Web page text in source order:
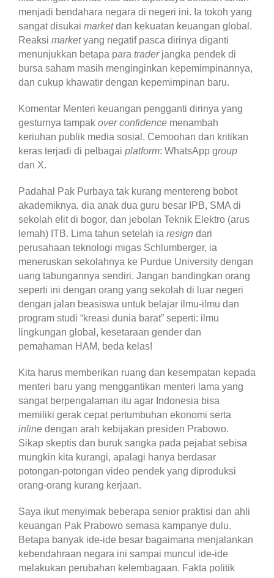
menjadi bendahara negara di negeri ini. Ia tokoh yang
sangat disukai marketdan kekuatan keuangan global.
Reaksi marketyang negatif pasca dirinya diganti
menunjukkan betapa para traderjangka pendek di
bursa saham masih menginginkan kepemimpinannya,
dan cukup khawatir dengan kepemimpinan baru.
Komentar Menteri keuangan pengganti dirinya yang
gesturnya tampak over confidence menambah
keriuhan publik media sosial. Cemoohan dan kritikan
keras terjadi di pelbagai platform: WhatsApp group
dan X.
Padahal Pak Purbaya tak kurang mentereng bobot
akademiknya, dia anak dua guru besar IPB, SMA di
sekolah elit di bogor, dan jebolan Teknik Elektro (arus
lemah) ITB. Lima tahun setelah ia resign dari
perusahaan teknologi migas Schlumberger, ia
meneruskan sekolahnya ke Purdue University dengan
uang tabungannya sendiri. Jangan bandingkan orang
seperti ini dengan orang yang sekolah di luar negeri
dengan jalan beasiswa untuk belajar ilmu-ilmu dan
program studi “kreasi dunia barat” seperti: ilmu
lingkungan global, kesetaraan gender dan
pemahaman HAM, beda kelas!
Kita harus memberikan ruang dan kesempatan kepada
menteri baru yang menggantikan menteri lama yang
sangat berpengalaman itu agar Indonesia bisa
memiliki gerak cepat pertumbuhan ekonomi serta
inline dengan arah kebijakan presiden Prabowo.
Sikap skeptis dan buruk sangka pada pejabat sebisa
mungkin kita kurangi, apalagi hanya berdasar
potongan-potongan video pendek yang diproduksi
orang-orang kurang kerjaan.
Saya ikut menyimak beberapa senior praktisi dan ahli
keuangan Pak Prabowo semasa kampanye dulu.
Betapa banyak ide-ide besar bagaimana menjalankan
kebendahraan negara ini sampai muncul ide-ide
melakukan perubahan kelembagaan. Fakta politik